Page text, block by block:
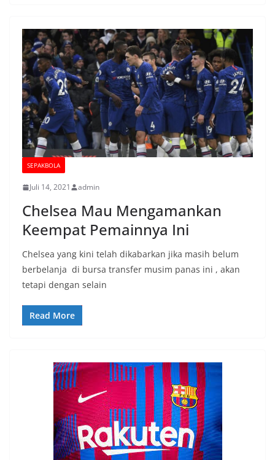
SEPAKBOLA
Juli 14, 2021 admin
Chelsea Mau Mengamankan
Keempat Pemainnya Ini
Chelsea yang kini telah dikabarkan jika masih belum
berbelanja di bursa transfer musim panas ini , akan
tetapi dengan selain
Read More